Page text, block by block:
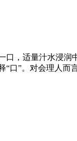
，适量汁水浸
口”。对会理人